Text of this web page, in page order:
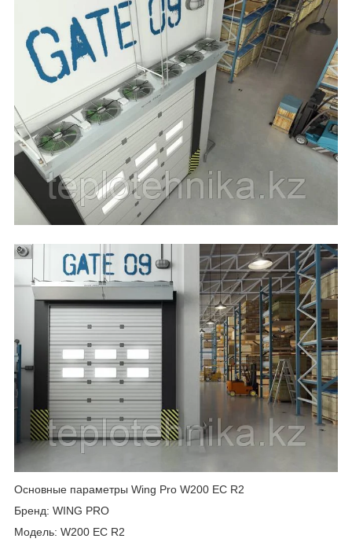
Основные параметры Wing Pro W200 EC R2
Бренд: WING PRO
Модель: W200 EC R2